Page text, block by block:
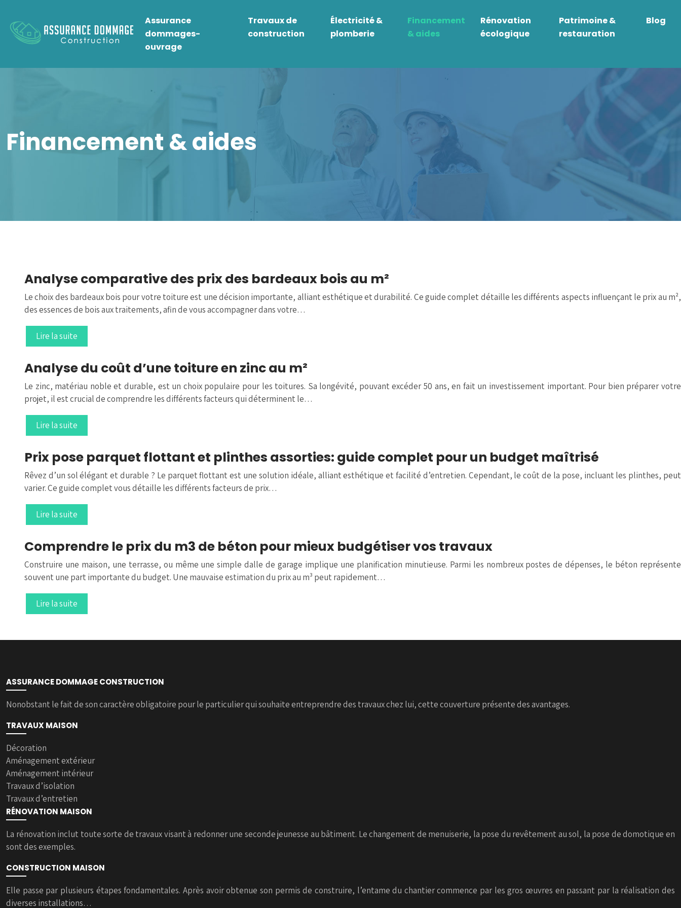
Assurance
dommages-
ouvrage
Travaux de
construction
Électricité &
plomberie
Financement
& aides
Rénovation
écologique
Patrimoine &
restauration
Blog
Financement & aides
Analyse comparative des prix des bardeaux bois au m²
Le choix des bardeaux bois pour votre toiture est une décision importante, alliant esthétique et durabilité. Ce guide complet détaille les différents aspects influençant le prix au m²,
des essences de bois aux traitements, afin de vous accompagner dans votre…
Lire la suite
Analyse du coût d’une toiture en zinc au m²
Le zinc, matériau noble et durable, est un choix populaire pour les toitures. Sa longévité, pouvant excéder 50 ans, en fait un investissement important. Pour bien préparer votre
projet, il est crucial de comprendre les différents facteurs qui déterminent le…
Lire la suite
Prix pose parquet flottant et plinthes assorties: guide complet pour un budget maîtrisé
Rêvez d’un sol élégant et durable ? Le parquet flottant est une solution idéale, alliant esthétique et facilité d’entretien. Cependant, le coût de la pose, incluant les plinthes, peut
varier. Ce guide complet vous détaille les différents facteurs de prix…
Lire la suite
Comprendre le prix du m3 de béton pour mieux budgétiser vos travaux
Construire une maison, une terrasse, ou même une simple dalle de garage implique une planification minutieuse. Parmi les nombreux postes de dépenses, le béton représente
souvent une part importante du budget. Une mauvaise estimation du prix au m³ peut rapidement…
Lire la suite
ASSURANCE DOMMAGE CONSTRUCTION
Nonobstant le fait de son caractère obligatoire pour le particulier qui souhaite entreprendre des travaux chez lui, cette couverture présente des avantages.
TRAVAUX MAISON
Décoration
Aménagement extérieur
Aménagement intérieur
Travaux d’isolation
Travaux d’entretien
RÉNOVATION MAISON
La rénovation inclut toute sorte de travaux visant à redonner une seconde jeunesse au bâtiment. Le changement de menuiserie, la pose du revêtement au sol, la pose de domotique en
sont des exemples.
CONSTRUCTION MAISON
Elle passe par plusieurs étapes fondamentales. Après avoir obtenue son permis de construire, l’entame du chantier commence par les gros œuvres en passant par la réalisation des
diverses installations…